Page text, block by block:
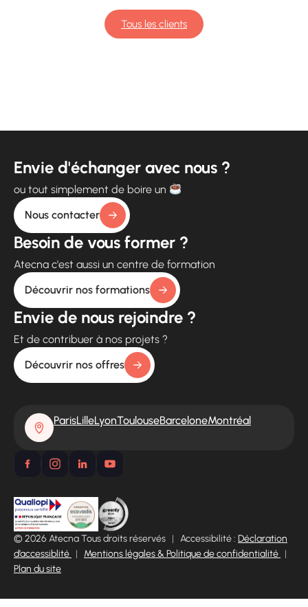
Tous les clients
Envie d'échanger avec nous ?
ou tout simplement de boire un
Nous contacter
Besoin de vous former ?
Atecna c'est aussi un centre de formation
Découvrir nos formations
Envie de nous rejoindre ?
Et de contribuer à nos projets ?
Découvrir nos offres
ParisLilleLyonToulouseBarceloneMontréal
© 2026 Atecna Tous droits réservés | Accessibilité : Déclaration
d’accessiblité | Mentions légales & Politique de confidentialité |
Plan du site